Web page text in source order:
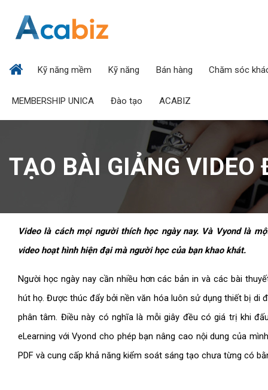
Kỹ năng mềm Kỹ năng Bán hàng Chăm sóc
MEMBERSHIP UNICA Đào tạo ACABIZ
TẠO BÀI GIẢNG VIDEO
Video là cách mọi người thích học ngày nay. Và Vyond là
video hoạt hình hiện đại mà người học của bạn khao khát.
Người học ngày nay cần nhiều hơn các bản in và các bài
hút họ. Được thúc đẩy bởi nền văn hóa luôn sử dụng thiết bị di
phân tâm. Điều này có nghĩa là mỗi giây đều có giá trị khi
eLearning với Vyond cho phép bạn nâng cao nội dung của
PDF và cung cấp khả năng kiểm soát sáng tạo chưa từng có